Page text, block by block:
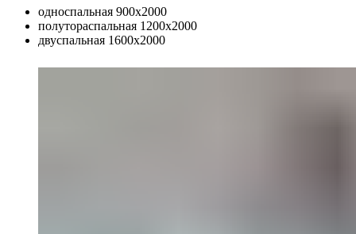
односпальная 900х2000
полутораспальная 1200х2000
двуспальная 1600х2000